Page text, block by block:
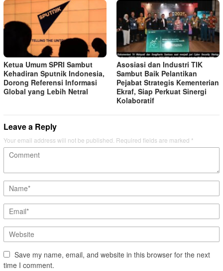
Ketua Umum SPRI Sambut
Kehadiran Sputnik Indonesia,
Dorong Referensi Informasi
Global yang Lebih Netral
Asosiasi dan Industri TIK
Sambut Baik Pelantikan
Pejabat Strategis Kementerian
Ekraf, Siap Perkuat Sinergi
Kolaboratif
Leave a Reply
Your email address will not be published. Required fields are marked *
Save my name, email, and website in this browser for the next
time I comment.